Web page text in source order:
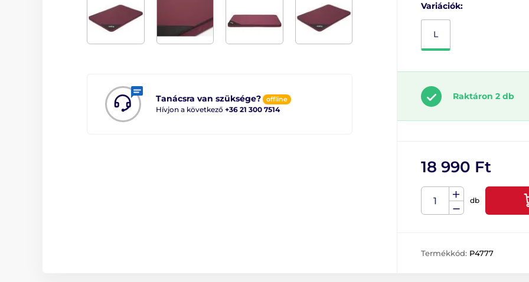
Tanácsra van szüksége? offline
Hívjon a következő +36 21 300 7514
Variációk:
L
Raktáron 2 db
18 990 Ft
db
Termékkód: P4777